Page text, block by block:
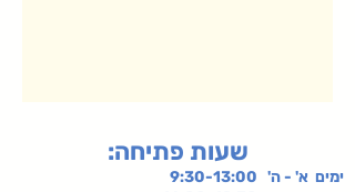
:שעות פתיחה
ימים א' - ה' 9:30-13:00